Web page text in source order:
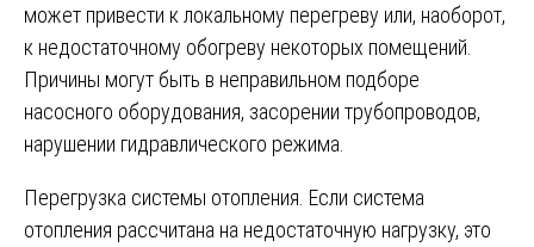
может привести к локальному перегреву или, наоборот,
к недостаточному обогреву некоторых помещений.
Причины могут быть в неправильном подборе
насосного оборудования, засорении трубопроводов,
нарушении гидравлического режима.
Перегрузка системы отопления. Если система
отопления рассчитана на недостаточную нагрузку, это